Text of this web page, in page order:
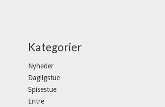
Kategorier
Nyheder
Dagligstue
Spisestue
Entre